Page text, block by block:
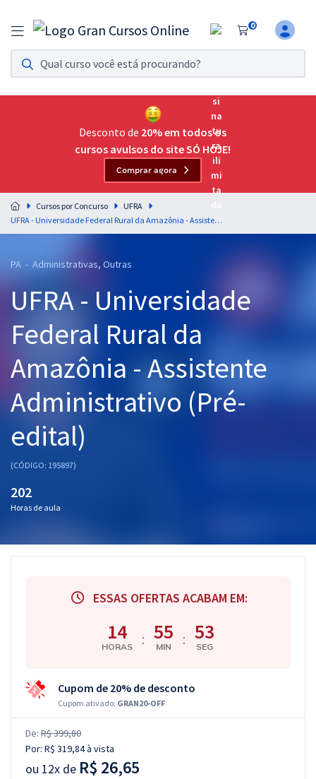
0
Assinatura Ilimitada 11
Acesso a todos os cursos. Teste grátis por 7 dias!
Assinatura OAB Até Passar
Acesso ilimitado a toda preparação para o Exame da
Residências Multiprofissionais
Preparação completa e intensiva para as principais
residências em saúde do Brasil
Cursos 20% OFF
Pós
Graduação
OAB
Mentorias
Questões grátis
Conteúdo gratuito
Aprovados
Desconto de 20% em todos os
cursos avulsos do site SÓ HOJE!
Comprar agora
Cursos por Concurso
UFRA
UFRA - Universidade Federal Rural da Amazônia - Assistente Administrativo (Pré-edital)
PA - Administrativas, Outras
UFRA - Universidade
Federal Rural da
Amazônia - Assistente
Administrativo (Pré-
edital)
(CÓDIGO: 195897)
202
Horas de aula
ESSAS OFERTAS ACABAM EM:
14
HORAS : 55
MIN : 53
SEG
Cupom de 20% de desconto
Cupom ativado: GRAN20-OFF
De: R$ 399,80
Por: R$ 319,84à vista
ou 12x de R$ 26,65